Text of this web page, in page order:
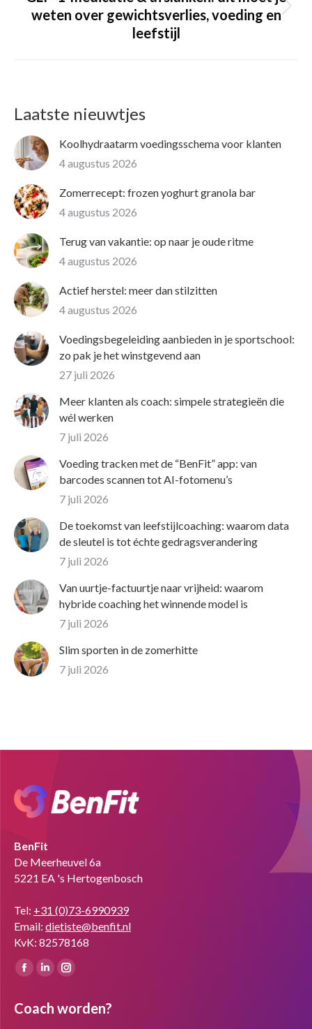
Volgende
pagina
weten over gewichtsverlies, voeding en
leefstijl
Laatste nieuwtjes
Koolhydraatarm voedingsschema voor klanten
4 augustus 2026
Zomerrecept: frozen yoghurt granola bar
4 augustus 2026
Terug van vakantie: op naar je oude ritme
4 augustus 2026
Actief herstel: meer dan stilzitten
4 augustus 2026
Voedingsbegeleiding aanbieden in je sportschool:
zo pak je het winstgevend aan
27 juli 2026
Meer klanten als coach: simpele strategieën die
wél werken
7 juli 2026
Voeding tracken met de “BenFit” app: van
barcodes scannen tot AI-fotomenu’s
7 juli 2026
De toekomst van leefstijlcoaching: waarom data
de sleutel is tot échte gedragsverandering
7 juli 2026
Van uurtje-factuurtje naar vrijheid: waarom
hybride coaching het winnende model is
7 juli 2026
Slim sporten in de zomerhitte
7 juli 2026
BenFit
De Meerheuvel 6a
5221 EA 's Hertogenbosch
Tel: +31 (0)73-6990939
Email: dietiste@benfit.nl
KvK: 82578168
Vind ons op:
Facebook
opens
Linkedin
opens
Instagram
opens
Coach worden?